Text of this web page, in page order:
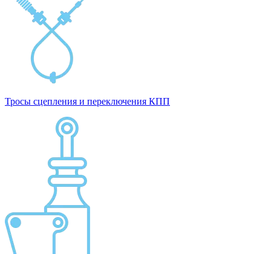
Тросы сцепления и переключения КПП